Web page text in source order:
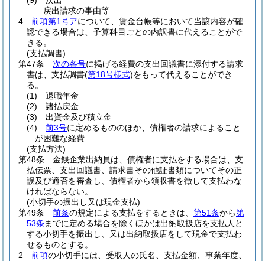
戻出請求の事由等
4
前項第1号アについて、賃金台帳等において当該内容が確
認できる場合は、予算科目ごとの内訳書に代えることがで
きる。
(支払調書)
第47条
次の各号に掲げる経費の支出回議書に添付する請求
書は、支払調書(第18号様式)をもって代えることができ
る。
(1)
退職年金
(2)
諸払戻金
(3)
出資金及び積立金
(4)
前3号に定めるもののほか、債権者の請求によること
が困難な経費
(支払方法)
第48条
金銭企業出納員は、債権者に支払をする場合は、支
払伝票、支出回議書、請求書その他証書類についてその正
誤及び適否を審査し、債権者から領収書を徴して支払わな
ければならない。
(小切手の振出し又は現金支払)
第49条
前条の規定による支払をするときは、 第51条から第
53条 までに定める場合を除くほかは出納取扱店を支払人と
する小切手を振出し、又は出納取扱店をして現金で支払わ
せるものとする。
2
前項の小切手には、受取人の氏名、支払金額、事業年度、